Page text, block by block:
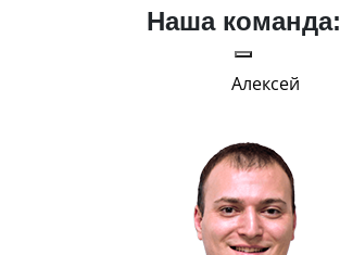
Наша команда:
Алексей